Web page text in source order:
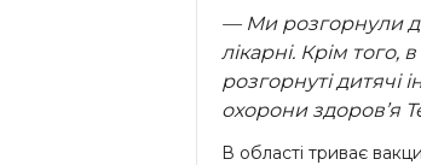
— Ми розгорнули
лікарні. Крім того,
розгорнуті дитячі
охорони здоров’я
В області триває